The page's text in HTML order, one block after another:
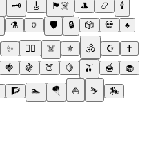
🗝️ 🎸 🏴‍☠️ 🎩 📿
🕯️
⚗️ 🏺 🛡️ 🔒 🎲 💀 ♠️
✨ ❤️‍🔥 ☠️ ⚜️ 🕉️ ☪️
✝️
🍓 🍇 🍑 🍋 🫒 🍯 🧁
🧗 🏊 🪂 ⛵ ⛷️
🏇